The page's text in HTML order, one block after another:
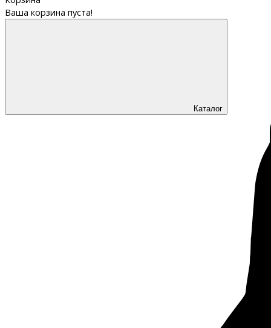
Ваша корзина пуста!
Каталог